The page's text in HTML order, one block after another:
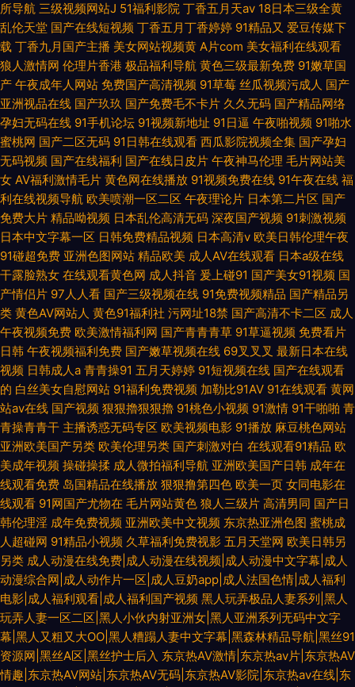
所导航 三级视频网站J 51福利影院 丁香五月天av 18日本三级全黄
乱伦天堂 国产在线短视频 丁香五月丁香婷婷 91精品又 爱豆传媒下
载 丁香九月国产主播 美女网站视频黄 A片com 美女福利在线观看
狼人激情网 伦理片香港 极品福利导航 黄色三级最新免费 91嫩草国
产 午夜成年人网站 免费国产高清视频 91草莓 丝瓜视频污成人 国产
亚洲视品在线 国产玖玖 国产免费毛不卡片 久久无码 国产精品网络
孕妇无码在线 91手机论坛 91视频新地址 91日逼 午夜啪视频 91啪水
蜜桃网 国产二区无码 91日韩在线观看 西瓜影院视频全集 国产孕妇
无码视频 国产在线福利 国产在线日皮片 午夜神马伦理 毛片网站美
女 AV福利激情毛片 黄色网在线播放 91视频免费在线 91午夜在线 福
利在线视频导航 欧美喷潮一区二区 午夜理论片 日本第二片区 国产
免费大片 精品呦视频 日本乱伦高清无码 深夜国产视频 91刺激视频
日本中文字幕一区 日韩免费精品视频 日本高清v 欧美日韩伦理午夜
91碰超免费 亚洲色图网站 精品欧美 成人AV在线观看 日本a级在线
干露脸熟女 在线观看黄色网 成人抖音 爰上碰91 国产美女91视频 国
产情侣片 97人人看 国产三级视频在线 91免费视频精品 国产精品另
类 黄色AV网站人 黄色91福利社 污网址18禁 国产高清不卡二区 成人
午夜视频免费 欧美激情福利网 国产青青青草 91草逼视频 免费看片
日韩 午夜视频福利免费 国产嫩草视频在线 69叉叉叉 最新日本在线
视频 日韩成人a 青青操91 五月天婷婷 91短视频在线 国产在线观看
的 白丝美女自慰网站 91福利免费视频 加勒比91AV 91在线观看 黄网
站av在线 国产视频 狠狠擼狠狠擼 91桃色小视频 91激情 91干啪啪 青
青操青青干 主播诱惑无码专区 欧美视频电影 91播放 麻豆桃色网站
亚洲欧美国产另类 欧美伦理另类 国产刺激对白 在线观看91精品 欧
美成年视频 操碰操揉 成人微拍福利导航 亚洲欧美国产日韩 成年在
线观看免费 岛国精品在线播放 狠狠撸第四色 欧美一页 女同电影在
线观看 91网国产尤物在 毛片网站黄色 狼人三级片 高清男同 国产日
韩伦理淫 成年免费视频 亚洲欧美中文视频 东京热亚洲色图 蜜桃成
人超碰网 91精品小视频 久草福利免费视影 五月天堂网 欧美日韩另
另类 成人动漫在线免费|成人动漫在线视频|成人动漫中文字幕|成人
动漫综合网|成人动作片一区|成人豆奶app|成人法国色情|成人福利
电影|成人福利观看|成人福利国产视频 黑人玩弄极品人妻系列|黑人
玩弄人妻一区二区|黑人小伙内射亚洲女|黑人亚洲系列无码中文字
幕|黑人又粗又大OO|黑人糟蹋人妻中文字幕|黑森林精品导航|黑丝91
资源网|黑丝A区|黑丝护士后入 东京热AV激情|东京热av片|东京热AV
情趣|东京热AV网站|东京热AV无码|东京热AV影院|东京热av在线|东